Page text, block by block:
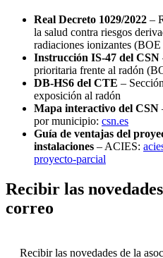
Real Decreto 1029/2022 –
la salud contra riesgos
radiaciones ionizantes
Instrucción IS-47 del CSN
prioritaria frente al radón
DB-HS6 del CTE –
exposición al radón
Mapa interactivo del CSN
por municipio: csn.es
Guía de ventajas del
instalaciones – ACIES:
proyecto-parcial
Recibir las
correo
Recibir las novedades de la